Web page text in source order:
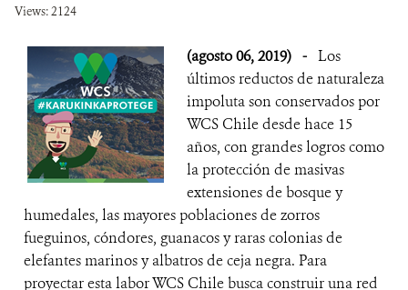
Views: 2124
(agosto 06, 2019) - Los
últimos reductos de naturaleza
impoluta son conservados por
WCS Chile desde hace 15
años, con grandes logros como
la protección de masivas
extensiones de bosque y
humedales, las mayores poblaciones de zorros
fueguinos, cóndores, guanacos y raras colonias de
elefantes marinos y albatros de ceja negra. Para
proyectar esta labor WCS Chile busca construir una red